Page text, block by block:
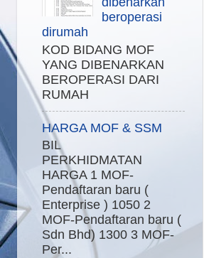
beroperasi
dirumah
KOD BIDANG MOF
YANG DIBENARKAN
BEROPERASI DARI
RUMAH
HARGA MOF & SSM
BIL
PERKHIDMATAN
HARGA 1 MOF-
Pendaftaran baru (
Enterprise ) 1050 2
MOF-Pendaftaran baru (
Sdn Bhd) 1300 3 MOF-
Per...